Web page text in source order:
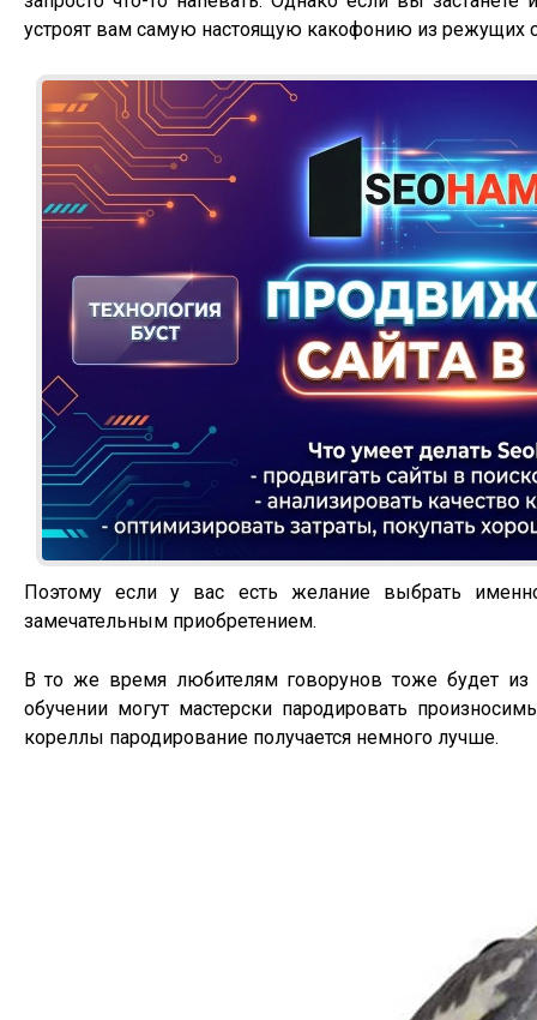
устроят вам самую настоящую какофонию из режущих
Поэтому если у вас есть желание выбрать
замечательным приобретением.
В то же время любителям говорунов тоже будет
обучении могут мастерски пародировать
кореллы пародирование получается немного лучше.